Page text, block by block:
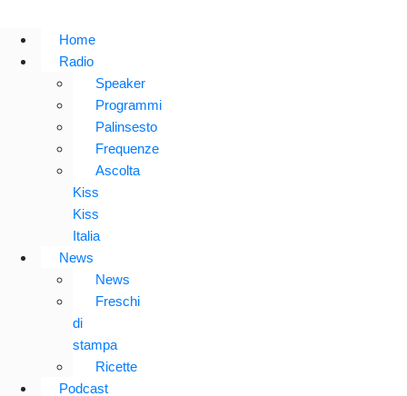
Home
Radio
Speaker
Programmi
Palinsesto
Frequenze
Ascolta
Kiss
Kiss
Italia
News
News
Freschi
di
stampa
Ricette
Podcast